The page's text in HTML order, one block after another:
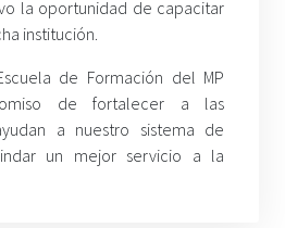
la oportunidad de capacitar
institución.
de Formación del MP
de fortalecer a las
a nuestro sistema de
un mejor servicio a la